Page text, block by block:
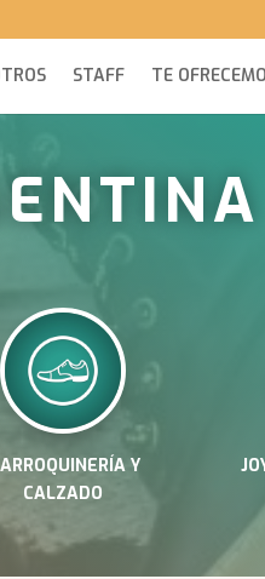
STAFF TE
Y
CALZADO